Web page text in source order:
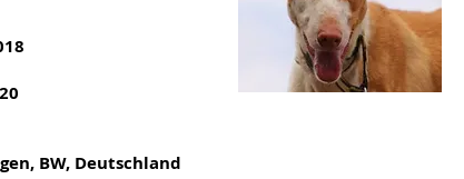
BW, Deutschland